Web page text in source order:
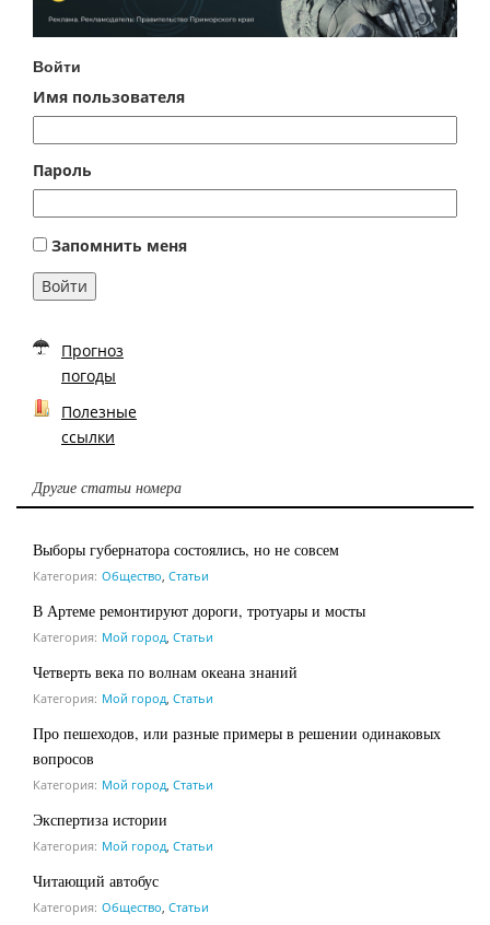
Войти
Имя пользователя
Пароль
Запомнить меня
Войти
Прогноз
погоды
Полезные
ссылки
Другие статьи номера
Выборы губернатора состоялись, но не совсем
Категория: Общество Статьи
В Артеме ремонтируют дороги, тротуары и мосты
Категория: Мой город Статьи
Четверть века по волнам океана знаний
Категория: Мой город Статьи
Про пешеходов, или разные примеры в решении одинаковых
вопросов
Категория: Мой город Статьи
Экспертиза истории
Категория: Мой город Статьи
Читающий автобус
Категория: Общество Статьи